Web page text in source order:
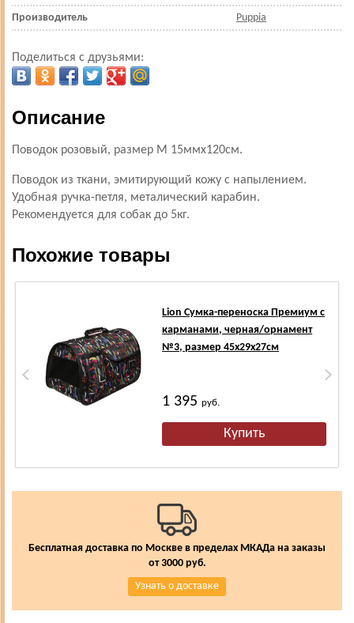
Производитель Puppia
Поделиться с друзьями:
Описание
Поводок розовый, размер M 15ммх120см.
Поводок из ткани, эмитирующий кожу с напылением.
Удобная ручка-петля, металический карабин.
Рекомендуется для собак до 5кг.
Похожие товары
Lion Сумка-переноска Премиум с
карманами, черная/орнамент
№3, размер 45х29х27см
1 395руб.
Бесплатная доставка по Москве в пределах МКАДа на заказы
от 3000 руб.
Узнать о доставке